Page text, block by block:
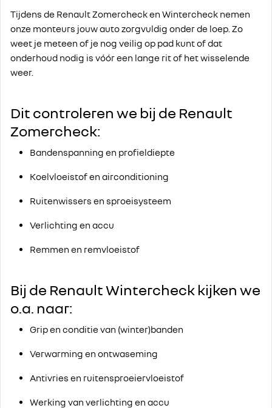
Tijdens de Renault Zomercheck en Wintercheck nemen
onze monteurs jouw auto zorgvuldig onder de loep. Zo
weet je meteen of je nog veilig op pad kunt of dat
onderhoud nodig is vóór een lange rit of het wisselende
weer.
Dit controleren we bij de Renault
Zomercheck:
Bandenspanning en profieldiepte
Koelvloeistof en airconditioning
Ruitenwissers en sproeisysteem
Verlichting en accu
Remmen en remvloeistof
Bij de Renault Wintercheck kijken we
o.a. naar:
Grip en conditie van (winter)banden
Verwarming en ontwaseming
Antivries en ruitensproeiervloeistof
Werking van verlichting en accu